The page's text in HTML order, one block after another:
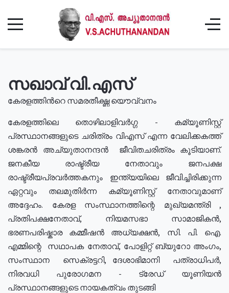
സഖാവ് വി.എസ്
കേരളത്തിൻറെ സമരതീക്ഷ്ണ യൌവ്വനം
കേരളത്തിലെ തൊഴിലാളിവർഗ്ഗ - കമ്യൂണിസ്റ്റ്
പ്രസ്ഥാനങ്ങളുടെ ചരിത്രം വിഎസ് എന്ന വേലിക്കകത്ത്
ശങ്കരൻ അച്യുതാനന്ദൻ ജീവിതചരിത്രം കൂടിയാണ്.
ജനകീയ രാഷ്ട്രീയ നേതാവും ജനപക്ഷ
രാഷ്ട്രീയപ്രവർത്തകനും ഇന്ത്യയിലെ ജീവിച്ചിരിക്കുന്ന
ഏറ്റവും തലമുതിർന്ന കമ്യൂണിസ്റ്റ് നേതാവുമാണ്
അദ്ദേഹം. കേരള സംസ്ഥാനത്തിന്റെ മുഖ്യമന്ത്രി ,
പ്രതിപക്ഷനേതാവ്, നിയമസഭാ സാമാജികൻ,
ഭരണപരിഷ്കാര കമ്മീഷൻ അധ്യക്ഷൻ, സി. പി. ഐ.
എമ്മിന്റെ സഥാപക നേതാവ്, പോളിറ്റ് ബ്യുറോ അംഗം,
സംസ്ഥാന സെക്രട്ടറി, ദേശാഭിമാനി പത്രാധിപർ,
നിരവധി പുരോഗമന - ട്രേഡ് യൂണിയൻ
പ്രസ്ഥാനങ്ങളുടെ നായകത്വം തുടങ്ങി